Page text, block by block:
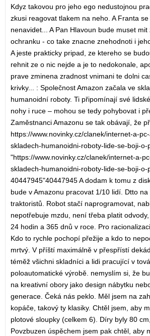
Kdyz takovou pro jeho ego nedustojnou
zkusi reagovat tlakem na neho. A Franta
nenavidet... A Pan Hlavoun bude muset
ochranku - co take znacne znehodnoti i jeho
A jeste prakticky pripad, ze ktereho se
rehnit ze o nic nejde a je to nedokonale,
prave zminena zradnost vnimani te dolni
krivky... : Společnost Amazon začala ve
humanoidní roboty. Ti připomínají své
nohy i ruce – mohou se tedy pohybovat i
Zaměstnanci Amazonu se tak obávají, že
https://www.novinky.cz/clanek/internet-a-
skladech-humanoidni-roboty-lide-se-boji-o-
"https://www.novinky.cz/clanek/internet-a-
skladech-humanoidni-roboty-lide-se-boji-o-
40447945"40447945 A dodam k tomu z
bude v Amazonu pracovat 1/10 lidí. Dtto
traktoristů. Robot stačí naprogramovat,
nepotřebuje mzdu, není třeba platit
24 hodin a 365 dnů v roce. Pro
Kdo to rychle pochopí přežije a kdo to
mrtvý. V příští maximálně v přespřístí
téměž všichni skladníci a lidi pracující v
poloautomatické výrobě. nemyslím si, že
na kreativní obory jako design nábytku
generace. Čeká nás peklo. Měl jsem na
kopáče, takový ty klasiky. Chtěl jsem, aby
plotové sloupky (celkem 6). Díry byly 80
Povzbuzen úspěchem jsem pak chtěl, aby